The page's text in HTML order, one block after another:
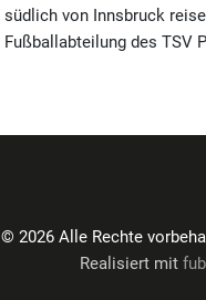
südlich von Innsbruck
Fußballabteilung des TSV
© 2026 Alle Rechte
Realisiert mit